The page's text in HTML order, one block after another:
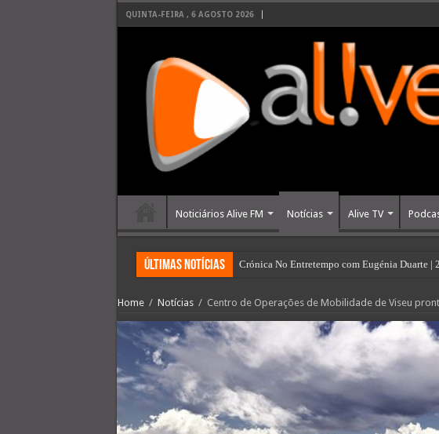
QUINTA-FEIRA , 6 AGOSTO 2026
Noticiários Alive FM Notícias Alive TV
últimas Notícias Crónica No Entretempo com Eugénia Duarte |
Home / Notícias / Centro de Operações de Mobilidade de Viseu